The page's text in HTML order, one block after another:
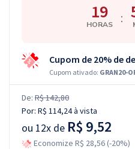
19
HORAS :
Cupom de 20% de
Cupom ativado: GRAN20-
De: R$ 142,80
Por: R$ 114,24à vista
ou 12x de R$ 9,52
Economize R$ 28,56 (-20%)